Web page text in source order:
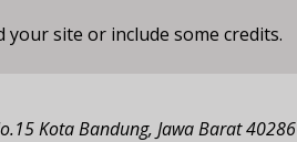
site or include some credits.
Kota Bandung, Jawa Barat 40286